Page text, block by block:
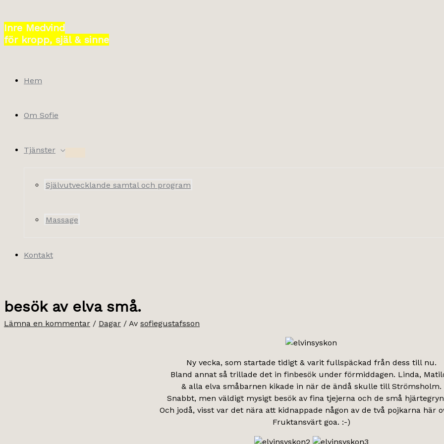
till
innehåll
Inre Medvind
för kropp, själ & sinne
Hem
Om Sofie
Tjänster
Självutvecklande samtal och program
Massage
Kontakt
besök av elva små.
Lämna en kommentar / Dagar / Av sofiegustafsson
Ny vecka, som startade tidigt & varit fullspäckad från dess till nu.
Bland annat så trillade det in finbesök under förmiddagen. Linda,
& alla elva småbarnen kikade in när de ändå skulle till Strömsholm.
Snabbt, men väldigt mysigt besök av fina tjejerna och de små
Och jodå, visst var det nära att kidnappade någon av de två pojkarna här
Fruktansvärt goa. :-)